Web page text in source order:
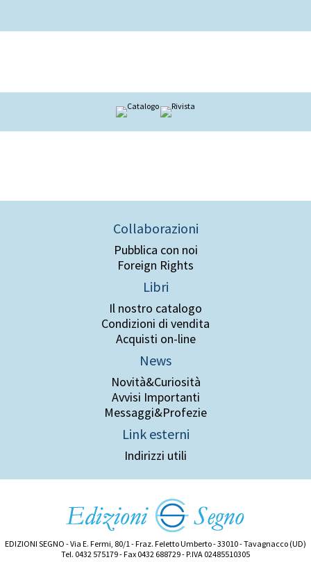
Collaborazioni
Pubblica con noi
Foreign Rights
Libri
Il nostro catalogo
Condizioni di vendita
Acquisti on-line
News
Novità&Curiosità
Avvisi Importanti
Messaggi&Profezie
Link esterni
Indirizzi utili
EDIZIONI SEGNO - Via E. Fermi, 80/1 - Fraz. Feletto Umberto - 33010 - Tavagnacco (UD)
Tel. 0432 575179 - Fax 0432 688729 - P.IVA 02485510305